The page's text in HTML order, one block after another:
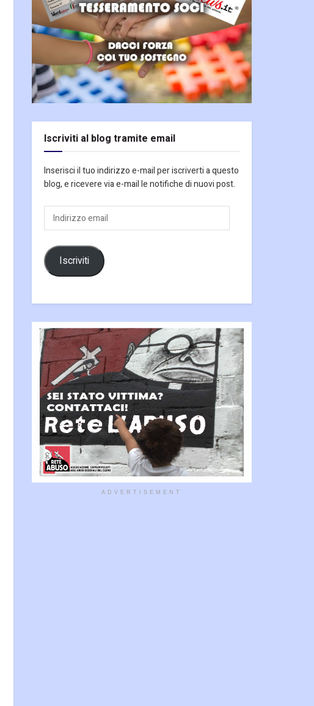
Iscriviti al blog tramite email
Inserisci il tuo indirizzo e-mail per iscriverti a questo
blog, e ricevere via e-mail le notifiche di nuovi post.
Indirizzo
email
Iscriviti
ADVERTISEMENT